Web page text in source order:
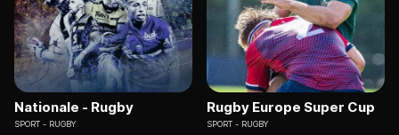
Nationale - Rugby
SPORT RUGBY
Rugby Europe Super Cup
SPORT RUGBY